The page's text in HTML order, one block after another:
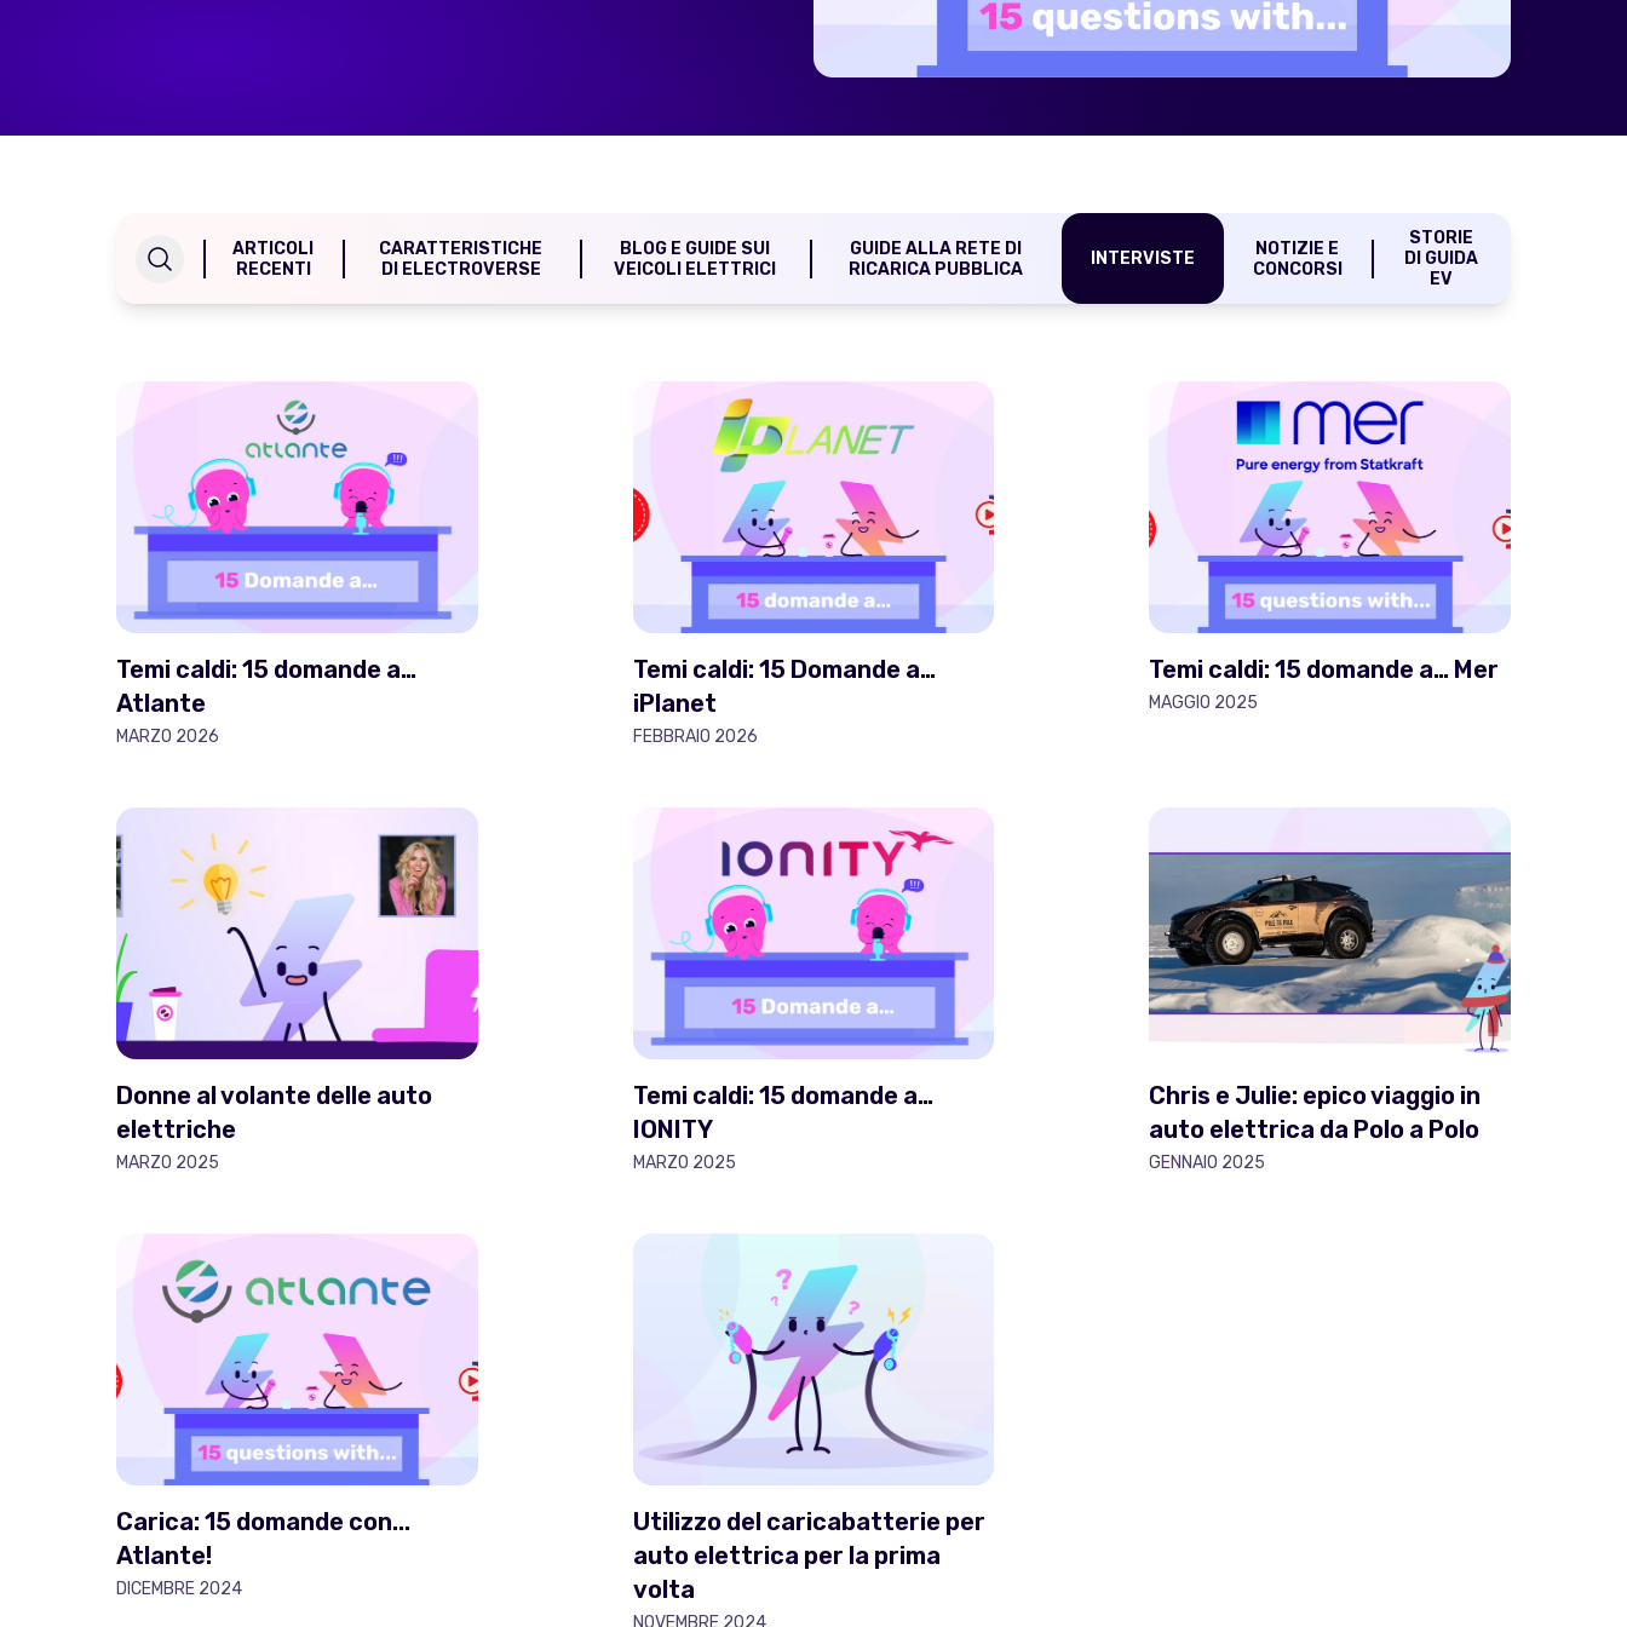
with salary sacrifice from
Octopus
ARTICOLI
RECENTI
CARATTERISTICHE
DI ELECTROVERSE
BLOG E GUIDE SUI
VEICOLI ELETTRICI
GUIDE ALLA RETE DI
RICARICA PUBBLICA
INTERVISTE
NOTIZIE E
CONCORSI
STORIE
DI GUIDA
EV
Temi caldi: 15 domande a…
Atlante
MARZO 2026
Temi caldi: 15 Domande a…
iPlanet
FEBBRAIO 2026
Temi caldi: 15 domande a… Mer
MAGGIO 2025
Donne al volante delle auto
elettriche
MARZO 2025
Temi caldi: 15 domande a…
IONITY
MARZO 2025
Chris e Julie: epico viaggio in
auto elettrica da Polo a Polo
GENNAIO 2025
Carica: 15 domande con...
Atlante!
DICEMBRE 2024
Utilizzo del caricabatterie per
auto elettrica per la prima
volta
NOVEMBRE 2024